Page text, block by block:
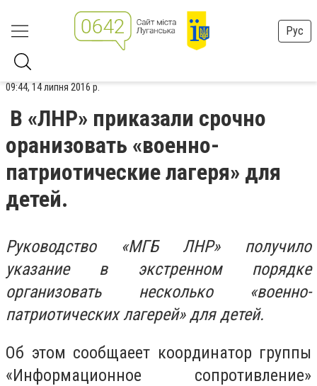
Рус
09:44, 14 липня 2016 р.
В «ЛНР» приказали срочно
оранизовать «военно-
патриотические лагеря» для
детей.
Руководство «МГБ ЛНР» получило
указание в экстренном порядке
организовать несколько «военно-
патриотических лагерей» для детей.
Об этом сообщаеет координатор группы
«Информационное сопротивление»